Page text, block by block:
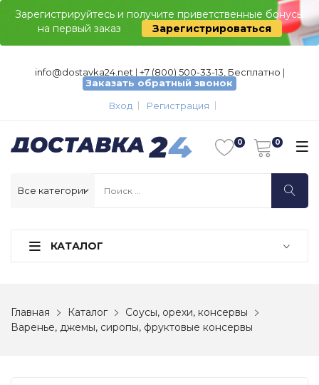
Зарегистрируйтесь и получите приветственные бонусы
на первый заказ
Зарегистрироваться
info@dostavka24.net | +7 (800) 500-33-13, Бесплатно |
Заказать обратный звонок
Вход
Регистрация
КАТАЛОГ
Главная Каталог
Соусы, орехи, консервы
Варенье, джемы, сиропы, фруктовые консервы